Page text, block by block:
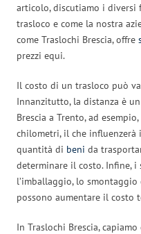
articolo, discutiamo i
trasloco e come la nostra
come Traslochi Brescia, offre
prezzi equi.
Il costo di un trasloco può
Innanzitutto, la distanza è
Brescia a Trento, ad
chilometri, il che influenzerà
quantità di beni da
determinare il costo. Infine,
l’imballaggio, lo
possono aumentare il costo
In Traslochi Brescia,